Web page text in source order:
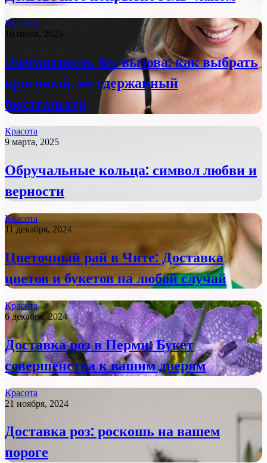
Красота
16 июня, 2025
Элегантность без вызова: как выбрать
красивый, но сдержанный
бюстгальтер
Красота
9 марта, 2025
Обручальные кольца: символ любви и
верности
Красота
11 декабря, 2024
Цветочный рай в Чите: Доставка
цветов и букетов на любой случай
Красота
6 декабря, 2024
Доставка роз в Перми: Букет
совершенства к вашим дверям
Красота
21 ноября, 2024
Доставка роз: роскошь на вашем
пороге